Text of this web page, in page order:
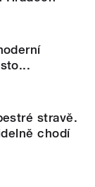
stravě.
chodí